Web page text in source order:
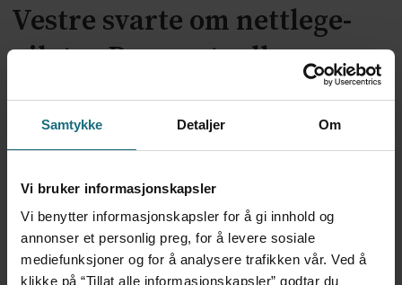
Samtykke Detaljer Om
Vi bruker informasjonskapsler
Vi benytter informasjonskapsler for å gi innhold og
annonser et personlig preg, for å levere sosiale
mediefunksjoner og for å analysere trafikken vår. Ved å
klikke på “Tillat alle informasjonskapsler” godtar du
Vestre svarte om nettlege-
pilot: – De eventuelle
negative konsekvensene
overdrives sterkt
ANNONSE KUN FOR HELSEPERSONELL